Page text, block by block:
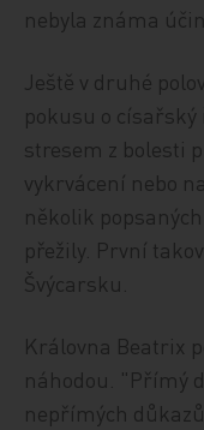
nebyla známa
Ještě v druhé
pokusu o císařský
stresem z bolesti
vykrvácení nebo
několik
přežily. První
Švýcarsku.
Královna Beatrix
náhodou. "Přímý
nepřímých